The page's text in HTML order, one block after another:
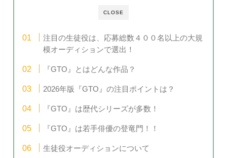
CLOSE
注目の生徒役は、応募総数４００名以上の大規
模オーディションで選出！
『GTO』とはどんな作品？
2026年版『GTO』の注目ポイントは？
『GTO』は歴代シリーズが多数！
『GTO』は若手俳優の登竜門！！
生徒役オーディションについて